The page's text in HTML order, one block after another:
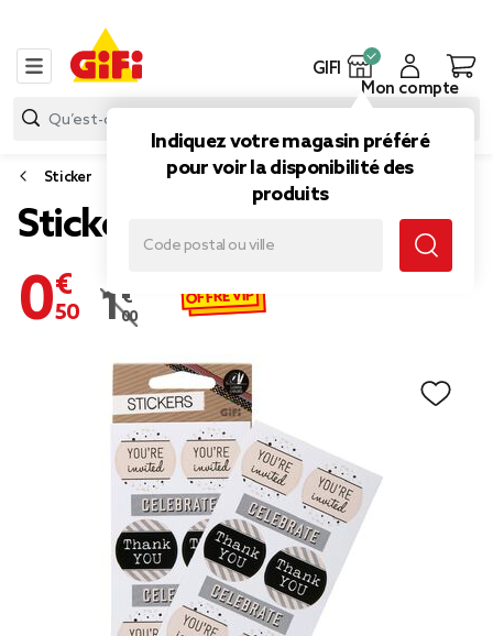
GIFI
Indiquez votre magasin préféré
pour voir la disponibilité des
produits
Mon compte
Sticker
Sticker x12 noir
0,50 €
Prix remisé de 1,00 € à 0,50 €
1,00 € OFFRE VIP